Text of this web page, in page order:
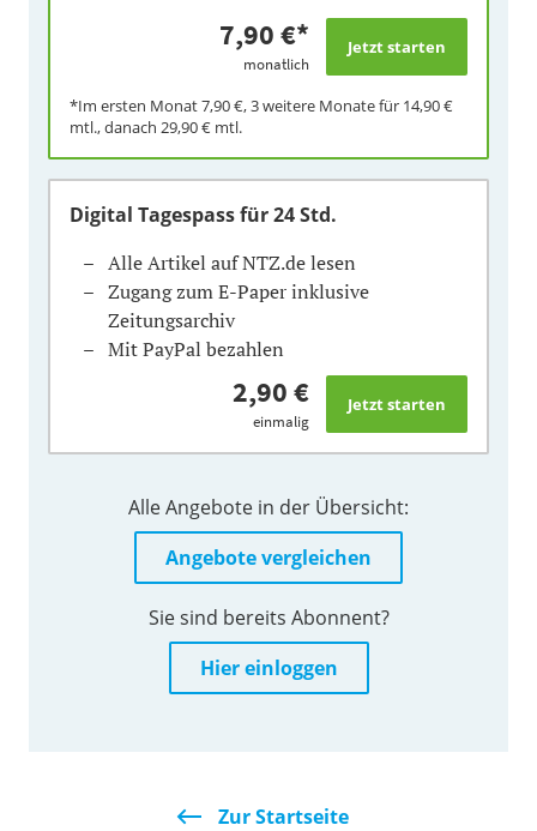
7,90 €*
monatlich
*Im ersten Monat7,90 €, 3 weitere Monate für 14,90 €
mtl., danach 29,90 € mtl.
Digital Tagespassfür 24 Std.
Alle Artikel auf NTZ.de lesen
Zugang zum E-Paper inklusive
Zeitungsarchiv
Mit PayPal bezahlen
2,90 €
einmalig
Alle Angebote in der Übersicht:
Angebote vergleichen
Sie sind bereits Abonnent?
Hier einloggen
Zur Startseite